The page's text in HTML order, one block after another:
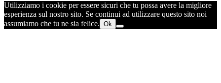
Utilizziamo i cookie per essere sicuri che tu possa avere la migliore
esperienza sul nostro sito. Se continui ad utilizzare questo sito noi
assumiamo che tu ne sia felice. Ok